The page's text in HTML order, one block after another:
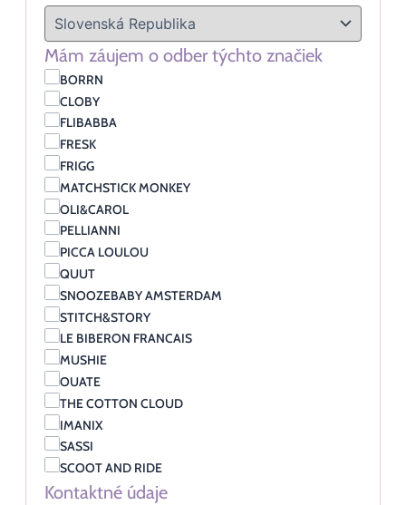
Mám záujem o odber týchto značiek
BORRN
CLOBY
FLIBABBA
FRESK
FRIGG
MATCHSTICK MONKEY
OLI&CAROL
PELLIANNI
PICCA LOULOU
QUUT
SNOOZEBABY AMSTERDAM
STITCH&STORY
LE BIBERON FRANCAIS
MUSHIE
OUATE
THE COTTON CLOUD
IMANIX
SASSI
SCOOT AND RIDE
Kontaktné údaje